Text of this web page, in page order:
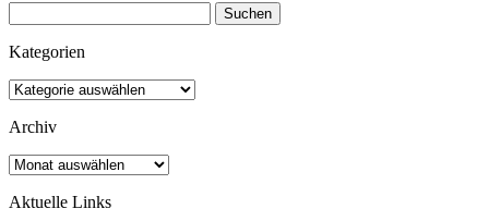
nach:
Kategorien
Kategorien
Archiv
Archiv
Aktuelle Links